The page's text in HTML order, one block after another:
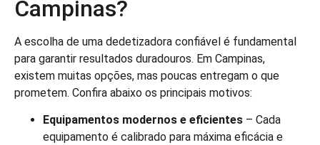
Campinas?
A escolha de uma dedetizadora confiável é fundamental
para garantir resultados duradouros. Em Campinas,
existem muitas opções, mas poucas entregam o que
prometem. Confira abaixo os principais motivos:
Equipamentos modernos e eficientes – Cada
equipamento é calibrado para máxima eficácia e